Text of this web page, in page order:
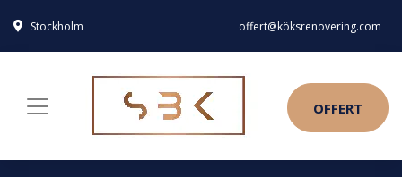
Stockholm offert@köksrenovering.com
OFFERT